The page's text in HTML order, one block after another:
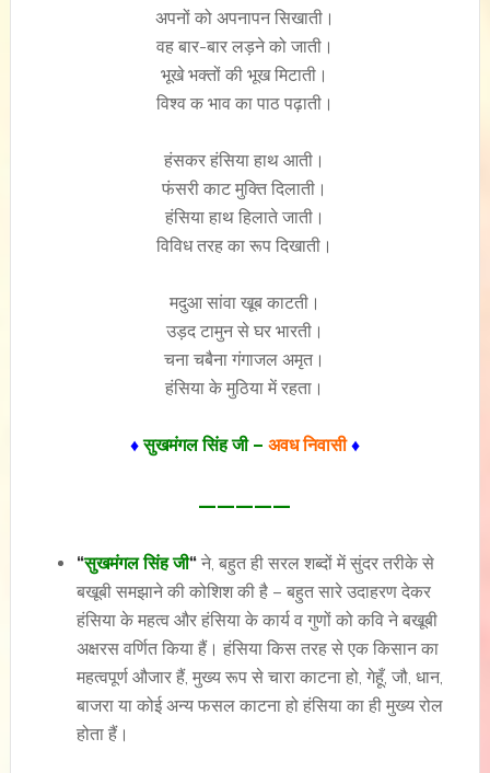
अपनों को अपनापन सिखाती।
वह बार-बार लड़ने को जाती।
भूखे भक्तों की भूख मिटाती।
विश्व क भाव का पाठ पढ़ाती।
हंसकर हंसिया हाथ आती।
फंसरी काट मुक्ति दिलाती।
हंसिया हाथ हिलाते जाती।
विविध तरह का रूप दिखाती।
मदुआ सांवा खूब काटती।
उड़द टामुन से घर भारती।
चना चबैना गंगाजल अमृत।
हंसिया के मुठिया में रहता।
♦सुखमंगल सिंह जी – अवध निवासी ♦
—————
“सुखमंगल सिंह जी“ने, बहुत ही सरल शब्दों में सुंदर तरीके से
बखूबी समझाने की कोशिश की है – बहुत सारे उदाहरण देकर
हंसिया के महत्व और हंसिया के कार्य व गुणों को कवि ने बखूबी
अक्षरस वर्णित किया हैं। हंसिया किस तरह से एक किसान का
महत्वपूर्ण औजार हैं, मुख्य रूप से चारा काटना हो, गेहूँ, जौ, धान,
बाजरा या कोई अन्य फसल काटना हो हंसिया का ही मुख्य रोल
होता हैं।